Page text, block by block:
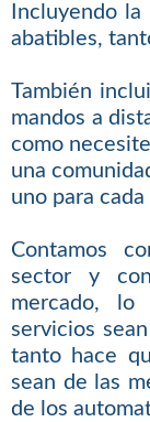
Incluyendo
abatibles,
También
mandos a
como
una
uno para
Contamos
sector y
mercado,
servicios
tanto hace
sean de las
de los